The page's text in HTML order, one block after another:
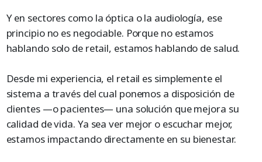
Y en sectores como la óptica o la audiología, ese
principio no es negociable. Porque no estamos
hablando solo de retail, estamos hablando de salud.
Desde mi experiencia, el retail es simplemente el
sistema a través del cual ponemos a disposición de
clientes —o pacientes— una solución que mejora su
calidad de vida. Ya sea ver mejor o escuchar mejor,
estamos impactando directamente en su bienestar.